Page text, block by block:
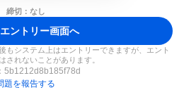
締切：なし
エントリー画面へ
もシステム上はエントリーできますが、エント
されないことがあります。
5b1212d8b185f78d
題を報告する